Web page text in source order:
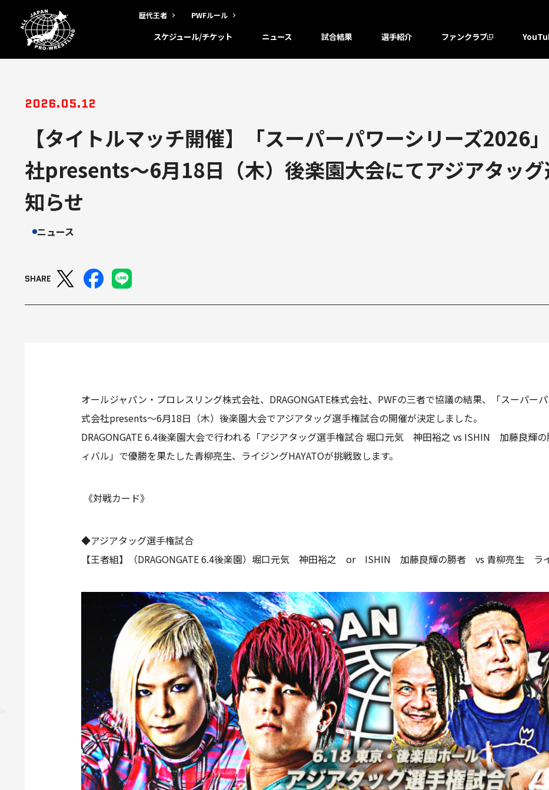
歴代王者 PWFルール
スケジュール/チケット ニュース 試合結果 選手紹介 ファンクラブ
2026.05.12
【タイトルマッチ開催】「スーパーパワーシリーズ2026
社presents～6月18日（木）後楽園大会にてアジアタッ
知らせ
ニュース
SHARE
オールジャパン・プロレスリング株式会社、DRAGONGATE株式会社、PWFの三者で協議の結果、「スーパー
式会社presents～6月18日（木）後楽園大会でアジアタッグ選手権試合の開催が決定しました。
DRAGONGATE 6.4後楽園大会で行われる「アジアタッグ選手権試合 堀口元気 神田裕之 vs ISHIN 加藤良輝
ィバル」で優勝を果たした青柳亮生、ライジングHAYATOが挑戦致します。
《対戦カード》
◆アジアタッグ選手権試合
【王者組】（DRAGONGATE 6.4後楽園）堀口元気 神田裕之 or ISHIN 加藤良輝の勝者 vs 青柳亮生 ライ